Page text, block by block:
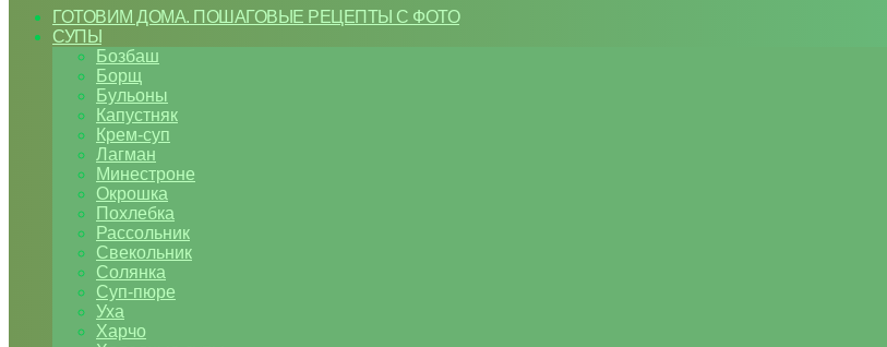
ГОТОВИМ ДОМА. ПОШАГОВЫЕ РЕЦЕПТЫ С ФОТО
СУПЫ
Бозбаш
Борщ
Бульоны
Капустняк
Крем-суп
Лагман
Минестроне
Окрошка
Похлебка
Рассольник
Свекольник
Солянка
Суп-пюре
Уха
Харчо